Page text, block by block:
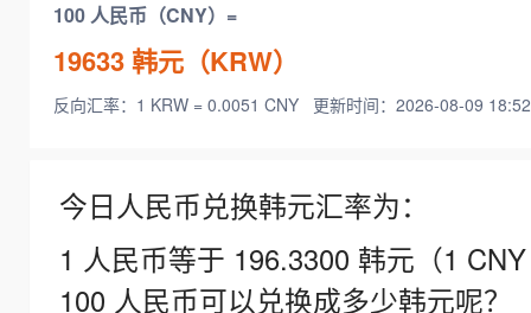
100 人民币（CNY）=
19633韩元（KRW）
反向汇率：1 KRW = 0.0051 CNY 更新时间：2026-08-09
今日人民币兑换韩元汇率为：
1 人民币等于 196.3300 韩元（1
100 人民币可以兑换成多少韩元呢？